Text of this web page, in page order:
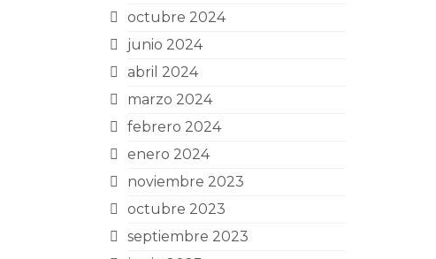
octubre 2024
junio 2024
abril 2024
marzo 2024
febrero 2024
enero 2024
noviembre 2023
octubre 2023
septiembre 2023